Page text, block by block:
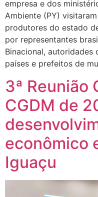
empresa e dos
Ambiente (PY)
produtores do estado
por representantes
Binacional, autoridades
países e prefeitos de
3ª Reunião
CGDM de
econômico
Iguaçu